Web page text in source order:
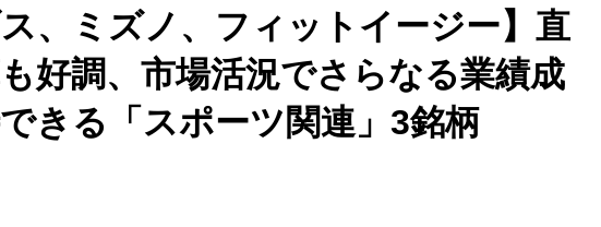
ス、ミズノ、フィットイージー】直
好調、市場活況でさらなる業績成
きる「スポーツ関連」3銘柄